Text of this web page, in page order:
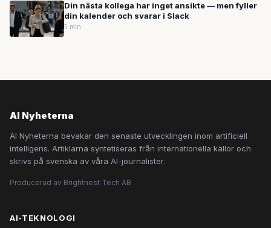
Din nästa kollega har inget ansikte — men fyller
din kalender och svarar i Slack
5 min
AI Nyheterna
AI Nyheterna bevakar den senaste utvecklingen inom artificiell
intelligens. Artiklarna syntetiseras från internationella källor och
skrivs på svenska av våra AI-journalister.
Producerad av Brightnest Tech AB
AI-TEKNOLOGI